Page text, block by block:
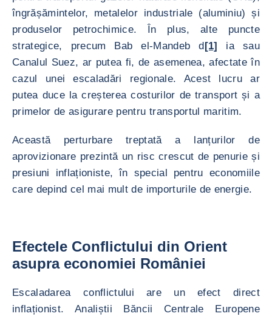
îngrășămintelor, metalelor industriale (aluminiu) și
produselor petrochimice. În plus, alte puncte
strategice, precum Bab el-Mandeb d[1] ia sau
Canalul Suez, ar putea fi, de asemenea, afectate în
cazul unei escaladări regionale. Acest lucru ar
putea duce la creșterea costurilor de transport și a
primelor de asigurare pentru transportul maritim.
Această perturbare treptată a lanțurilor de
aprovizionare prezintă un risc crescut de penurie și
presiuni inflaționiste, în special pentru economiile
care depind cel mai mult de importurile de energie.
Efectele Conflictului din Orient
asupra economiei României
Escaladarea conflictului are un efect direct
inflaționist. Analiștii Băncii Centrale Europene